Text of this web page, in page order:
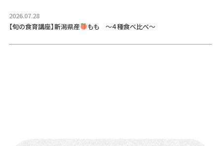
2026.07.28
【旬の食育講座】新潟県産
もも ～４種食べ比べ～